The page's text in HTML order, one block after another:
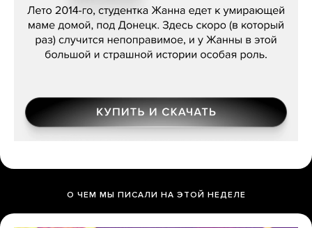
О ЧЕМ МЫ ПИСАЛИ НА ЭТОЙ НЕДЕЛЕ